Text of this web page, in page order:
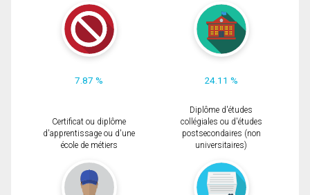
7.87 % 24.11 %
Certificat ou diplôme
d'apprentissage ou d'une
école de métiers
Diplôme d'études
collégiales ou d'études
postsecondaires (non
universitaires)